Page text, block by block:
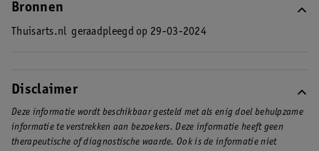
Bronnen
Thuisarts.nl geraadpleegd op 29-03-2024
Disclaimer
Deze informatie wordt beschikbaar gesteld met als enig doel behulpzame
informatie te verstrekken aan bezoekers. Deze informatie heeft geen
therapeutische of diagnostische waarde. Ook is de informatie niet